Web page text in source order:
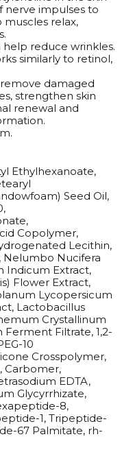
nerve impulses to
muscles relax,
reduce wrinkles.
similarly to retinol,
damaged
strengthen skin
renewal and
Ethylhexanoate,
Seed Oil,
Copolymer,
Lecithin,
Nelumbo Nucifera
Indicum Extract,
Flower Extract,
Lycopersicum
Lactobacillus
Crystallinum
Filtrate, 1,2-
10
Crosspolymer,
Carbomer,
EDTA,
Glycyrrhizate,
8,
1, Tripeptide-
67 Palmitate, rh-